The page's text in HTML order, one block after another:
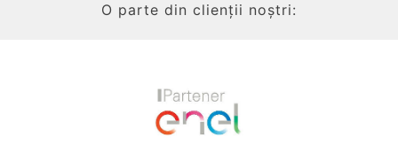
O parte din clienții noștri: